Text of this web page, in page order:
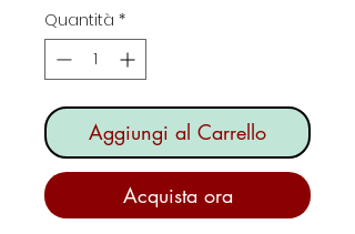
Quantità *
Aggiungi al Carrello
Acquista ora